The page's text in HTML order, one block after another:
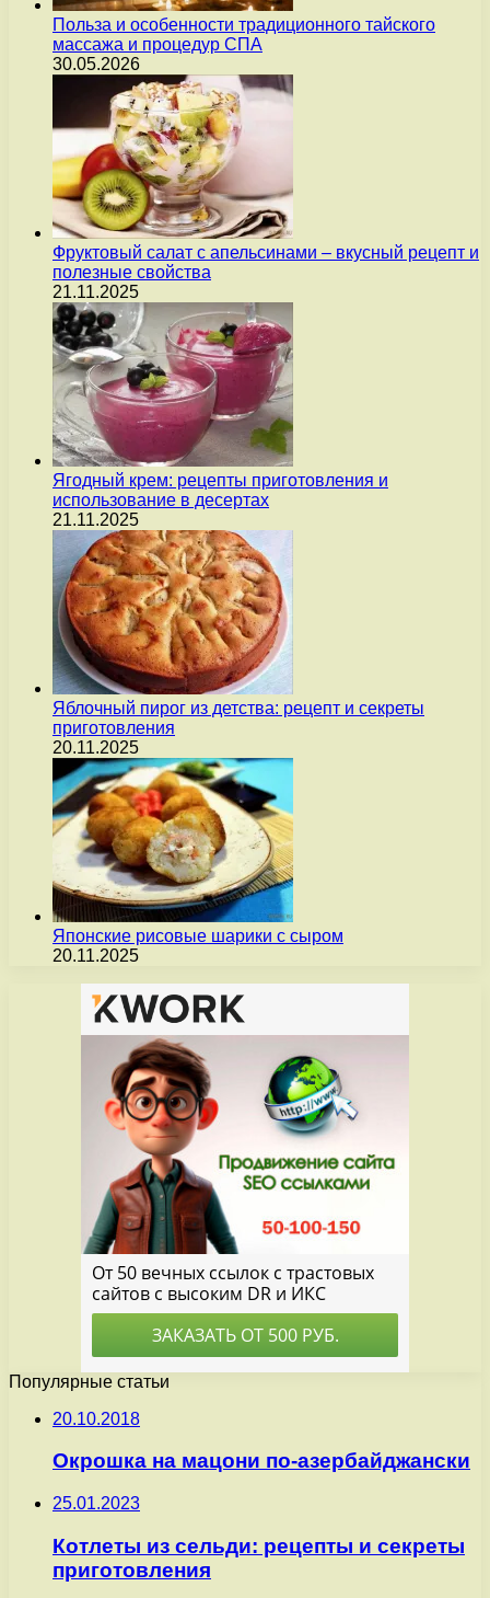
Польза и особенности традиционного тайского
массажа и процедур СПА
30.05.2026
Фруктовый салат с апельсинами – вкусный рецепт и
полезные свойства
21.11.2025
Ягодный крем: рецепты приготовления и
использование в десертах
21.11.2025
Яблочный пирог из детства: рецепт и секреты
приготовления
20.11.2025
Японские рисовые шарики с сыром
20.11.2025
Популярные статьи
20.10.2018
Окрошка на мацони по-азербайджански
25.01.2023
Котлеты из сельди: рецепты и секреты
приготовления